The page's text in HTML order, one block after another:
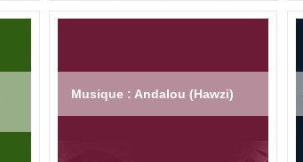
Musique : Andalou (Hawzi)